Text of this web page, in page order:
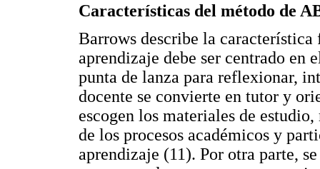
Características del método de
Barrows describe la característica
aprendizaje debe ser centrado en
punta de lanza para reflexionar,
docente se convierte en tutor y
escogen los materiales de
de los procesos académicos y
aprendizaje (11). Por otra parte,